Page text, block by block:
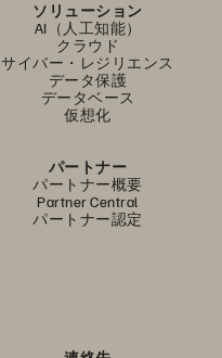
ソリューション
AI（人工知能）
クラウド
サイバー・レジリエンス
データ保護
データベース
仮想化
パートナー
パートナー概要
Partner Central
パートナー認定